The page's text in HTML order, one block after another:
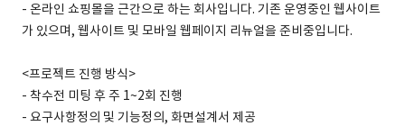
- 온라인 쇼핑몰을 근간으로 하는 회사입니다. 기존 운영중인 웹사이트
가 있으며, 웹사이트 및 모바일 웹페이지 리뉴얼을 준비중입니다.
<프로젝트 진행 방식>
- 착수전 미팅 후 주 1~2회 진행
- 요구사항정의 및 기능정의, 화면설계서 제공